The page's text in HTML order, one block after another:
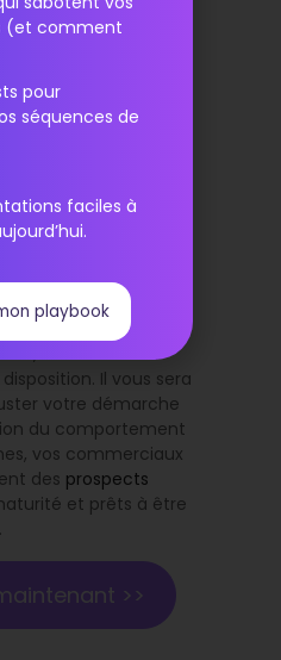
permet à vos
vos prospects tout
jusqu’au remarketing,
toutes les
pouvez y
également
votrestratégie
de l’AB Testing ou de
vous aurez un
disposition. Il vous sera
votre démarche
du comportement
vos commerciaux
des prospects
et prêts à être
>>
(et comment
pour
séquences de
faciles à
playbook